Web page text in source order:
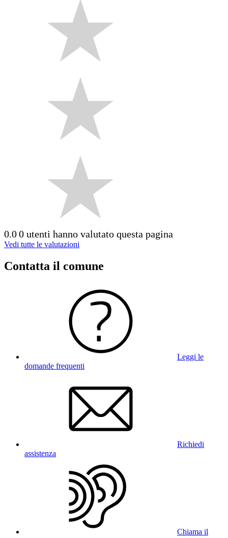
0.00 utenti hanno valutato questa pagina
Vedi tutte le valutazioni
Contatta il comune
Leggi le
domande frequenti
Richiedi
assistenza
Chiama il